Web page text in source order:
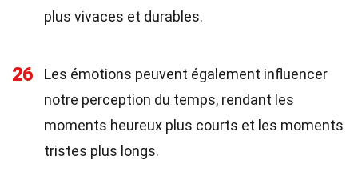
plus vivaces et durables.
26
Les émotions peuvent également influencer
notre perception du temps, rendant les
moments heureux plus courts et les moments
tristes plus longs.